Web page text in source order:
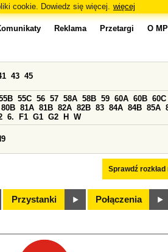
cookie. Dowiedz się więcej. więcej
Reklama Przetargi O
Sprawdź rozkład
43 45
55C 56 57 58A 58B 59 60A 60B 60C
80B 81A 81B 82A 82B 83 84A 84B 85A
6. F1 G1 G2 H W
Przystanki Połączenia